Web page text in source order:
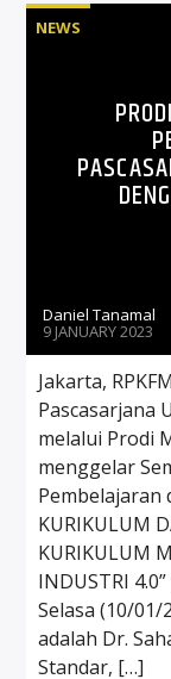
NEWS
Daniel Tanamal
9 JANUARY 2023
Jakarta,
Pascasarjana
melalui Prodi
menggelar
Pembelajaran
KURIKULUM
KURIKULUM
INDUSTRI
Selasa (10/
adalah Dr.
Standar, […]